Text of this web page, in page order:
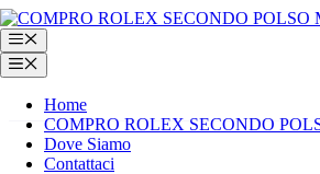
Vai
al
contenuto
Menu
Menu
Home
COMPRO ROLEX SECONDO
Dove Siamo
Contattaci